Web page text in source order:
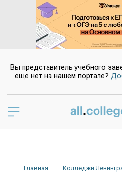
Вы представитель учебного
еще нет на нашем портале?
Главная Колледжи